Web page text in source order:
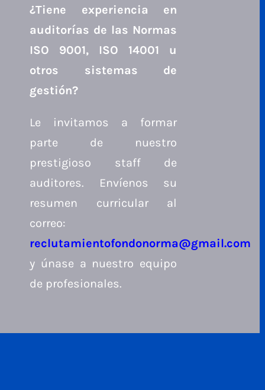
¿Tiene experiencia en
auditorías de las Normas
ISO 9001, ISO 14001 u
otros sistemas de
gestión?
Le invitamos a formar
parte de nuestro
prestigioso staff de
auditores. Envíenos su
resumen curricular al
correo:
reclutamientofondonorma@gmail.com
y únase a nuestro equipo
de profesionales.